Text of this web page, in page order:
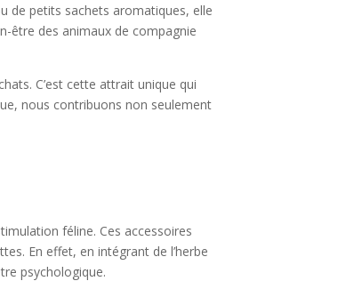
de petits sachets aromatiques, elle
être des animaux de compagnie
C’est cette attrait unique qui
nous contribuons non seulement
féline. Ces accessoires
En effet, en intégrant de l’herbe
psychologique.